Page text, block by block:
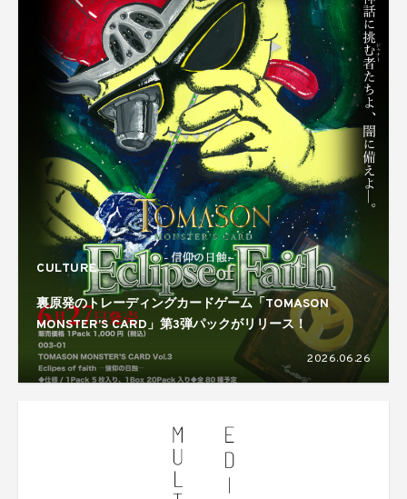
CULTURE
裏原発のトレーディングカードゲーム「TOMASON
MONSTER’S CARD」第3弾パックがリリース！
2026.06.26